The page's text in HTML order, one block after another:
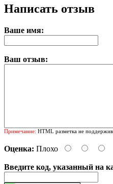
Написать отзыв
Ваше имя:
Ваш отзыв:
Примечание: HTML разметка не
Оценка: Плохо
Введите код, указанный на